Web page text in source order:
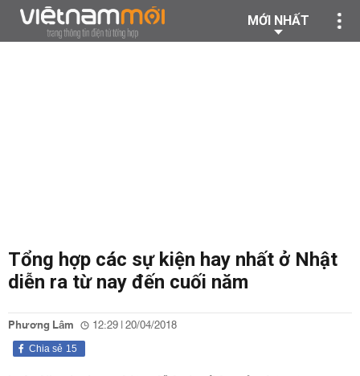
MỚI NHẤT
Tổng hợp các sự kiện hay nhất ở Nhật
diễn ra từ nay đến cuối năm
Phương Lâm 12:29 | 20/04/2018
15
Chia sẻ